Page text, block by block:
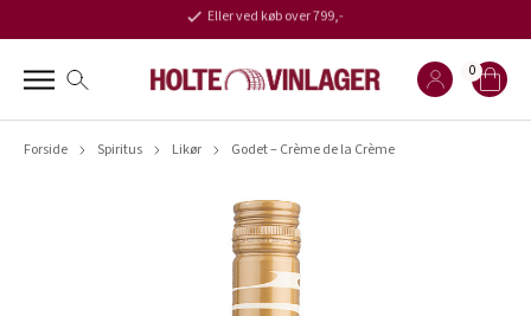
Eller ved køb over 799,-
0
Forside Spiritus Likør Godet – Crème de la Crème